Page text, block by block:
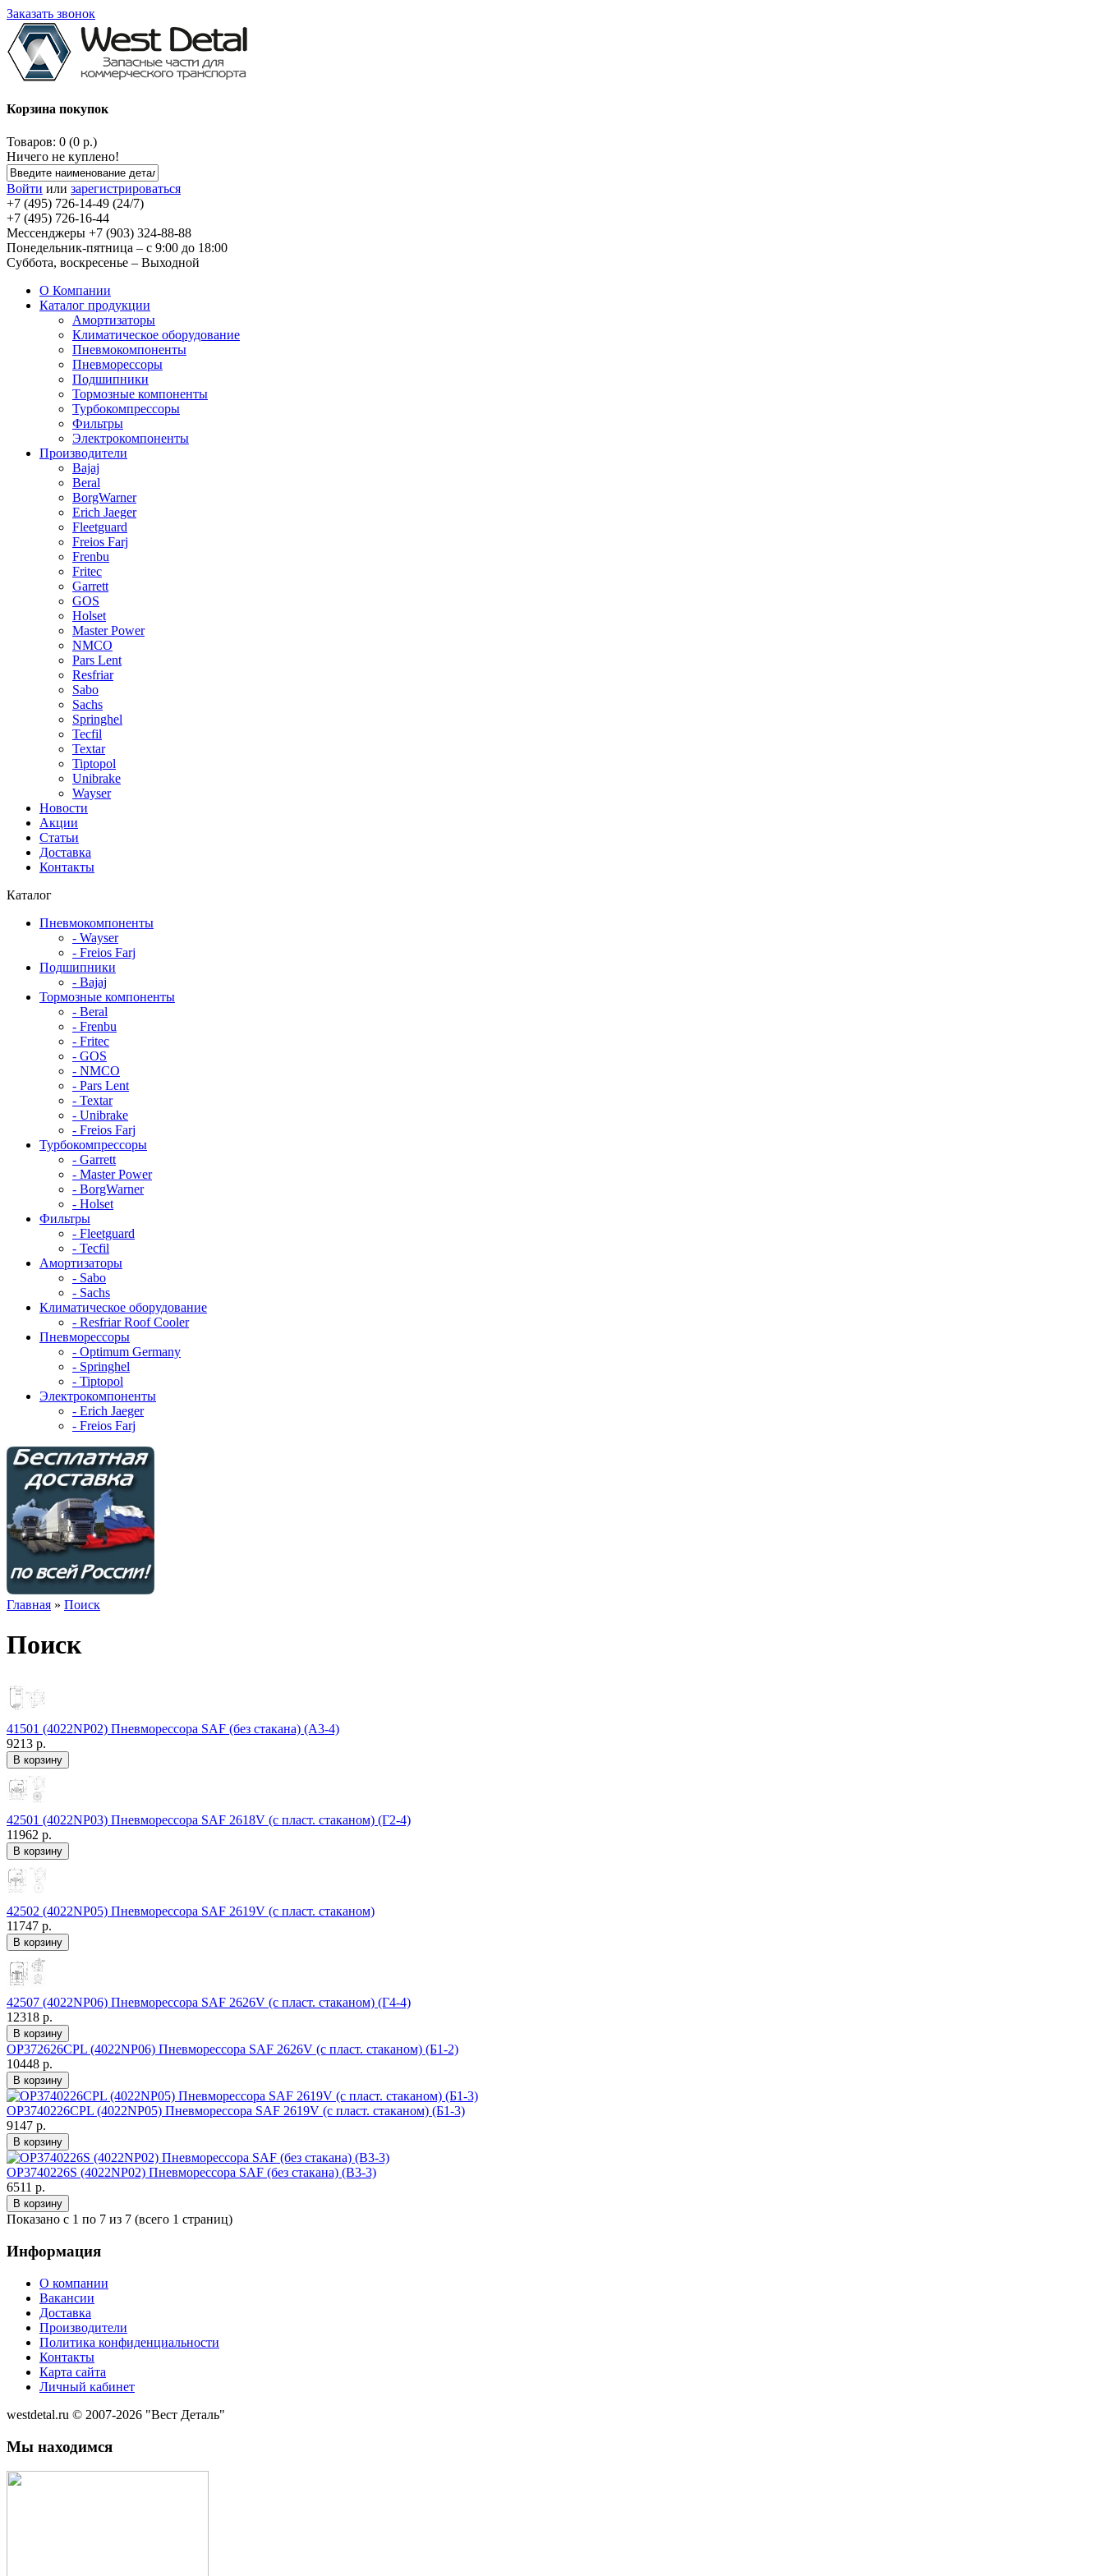
Заказать звонок
Корзина покупок
Товаров: 0 (0 р.)
Ничего не куплено!
Войти или зарегистрироваться
+7 (495) 726-14-49 (24/7)
+7 (495) 726-16-44
Мессенджеры +7 (903) 324-88-88
Понедельник-пятница – с 9:00 до 18:00
Суббота, воскресенье – Выходной
О Компании
Каталог продукции
Амортизаторы
Климатическое оборудование
Пневмокомпоненты
Пневморессоры
Подшипники
Тормозные компоненты
Турбокомпрессоры
Фильтры
Электрокомпоненты
Производители
Bajaj
Beral
BorgWarner
Erich Jaeger
Fleetguard
Freios Farj
Frenbu
Fritec
Garrett
GOS
Holset
Master Power
NMCO
Pars Lent
Resfriar
Sabo
Sachs
Springhel
Tecfil
Textar
Tiptopol
Unibrake
Wayser
Новости
Акции
Статьи
Доставка
Контакты
Каталог
Пневмокомпоненты
- Wayser
- Freios Farj
Подшипники
- Bajaj
Тормозные компоненты
- Beral
- Frenbu
- Fritec
- GOS
- NMCO
- Pars Lent
- Textar
- Unibrake
- Freios Farj
Турбокомпрессоры
- Garrett
- Master Power
- BorgWarner
- Holset
Фильтры
- Fleetguard
- Tecfil
Амортизаторы
- Sabo
- Sachs
Климатическое оборудование
- Resfriar Roof Cooler
Пневморессоры
- Optimum Germany
- Springhel
- Tiptopol
Электрокомпоненты
- Erich Jaeger
- Freios Farj
Главная » Поиск
Поиск
41501 (4022NP02) Пневморессора SAF (без стакана) (А3-4)
9213 р.
42501 (4022NP03) Пневморессора SAF 2618V (с пласт. стаканом) (Г2-4)
11962 р.
42502 (4022NP05) Пневморессора SAF 2619V (с пласт. стаканом)
11747 р.
42507 (4022NP06) Пневморессора SAF 2626V (с пласт. стаканом) (Г4-4)
12318 р.
OP372626CPL (4022NP06) Пневморессора SAF 2626V (с пласт. стаканом) (Б1-2)
10448 р.
OP3740226CPL (4022NP05) Пневморессора SAF 2619V (с пласт. стаканом) (Б1-3)
9147 р.
OP3740226S (4022NP02) Пневморессора SAF (без стакана) (В3-3)
6511 р.
Показано с 1 по 7 из 7 (всего 1 страниц)
Информация
О компании
Вакансии
Доставка
Производители
Политика конфиденциальности
Контакты
Карта сайта
Личный кабинет
westdetal.ru © 2007-2026 "Вест Деталь"
Мы находимся